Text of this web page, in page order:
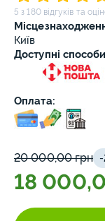
5 з 180 відгуків та
Київ
Доступні
Оплата:
20 000,00 грн
18